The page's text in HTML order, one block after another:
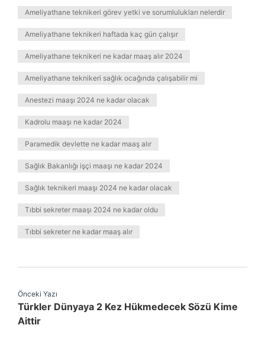
Ameliyathane teknikeri görev yetki ve sorumlulukları nelerdir
Ameliyathane teknikeri haftada kaç gün çalışır
Ameliyathane teknikeri ne kadar maaş alır 2024
Ameliyathane teknikeri sağlık ocağında çalışabilir mi
Anestezi maaşı 2024 ne kadar olacak
Kadrolu maaşı ne kadar 2024
Paramedik devlette ne kadar maaş alır
Sağlık Bakanlığı işçi maaşı ne kadar 2024
Sağlık teknikeri maaşı 2024 ne kadar olacak
Tıbbi sekreter maaşı 2024 ne kadar oldu
Tıbbi sekreter ne kadar maaş alır
Önceki Yazı
Türkler Dünyaya 2 Kez Hükmedecek Sözü Kime
Aittir